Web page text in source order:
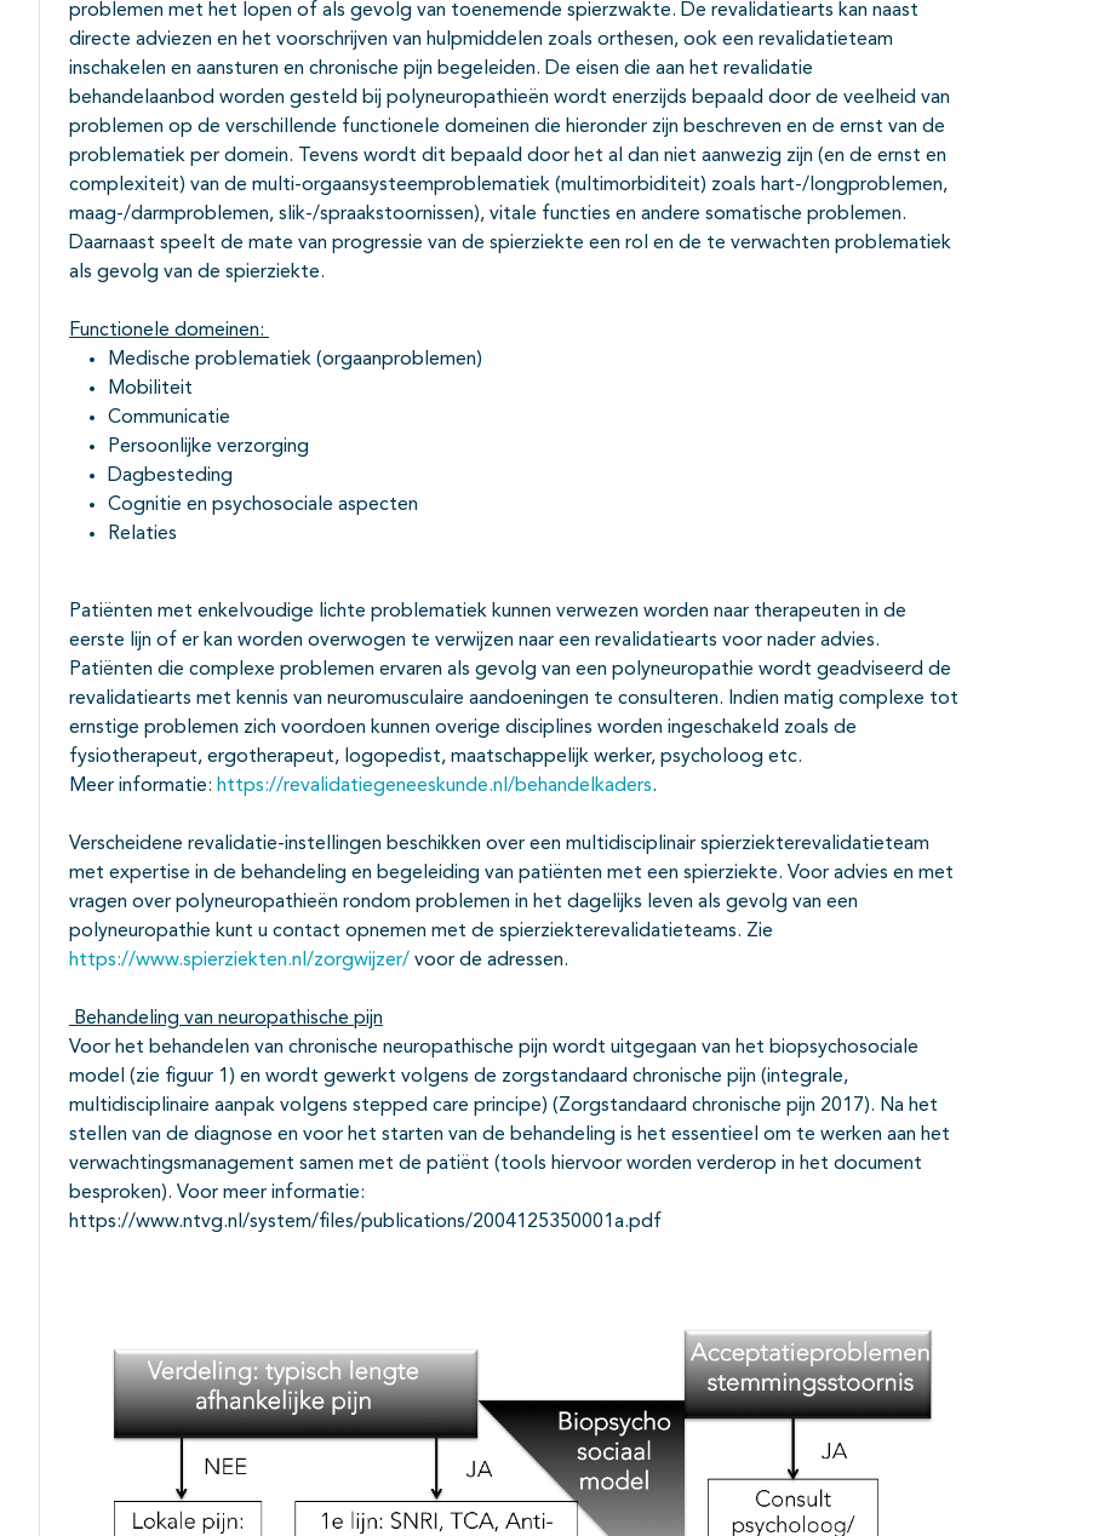
problemen met het lopen of als gevolg van toenemende spierzwakte. De revalidatiearts kan naast
directe adviezen en het voorschrijven van hulpmiddelen zoals orthesen, ook een revalidatieteam
inschakelen en aansturen en chronische pijn begeleiden. De eisen die aan het revalidatie
behandelaanbod worden gesteld bij polyneuropathieën wordt enerzijds bepaald door de veelheid van
problemen op de verschillende functionele domeinen die hieronder zijn beschreven en de ernst van de
problematiek per domein. Tevens wordt dit bepaald door het al dan niet aanwezig zijn (en de ernst en
complexiteit) van de multi-orgaansysteemproblematiek (multimorbiditeit) zoals hart-/long­problemen,
maag-/darmproblemen, slik-/spraakstoornissen), vitale functies en andere somatische problemen.
Daarnaast speelt de mate van progressie van de spierziekte een rol en de te verwachten problematiek
als gevolg van de spierziekte.
Functionele domeinen:
Medische problematiek (orgaanproblemen)
Mobiliteit
Communicatie
Persoonlijke verzorging
Dagbesteding
Cognitie en psychosociale aspecten
Relaties
Patiënten met enkelvoudige lichte problematiek kunnen verwezen worden naar therapeuten in de
eerste lijn of er kan worden overwogen te verwijzen naar een revalidatiearts voor nader advies.
Patiënten die complexe problemen ervaren als gevolg van een polyneuropathie wordt geadviseerd de
revalidatiearts met kennis van neuromusculaire aandoeningen te consulteren. Indien matig complexe tot
ernstige problemen zich voordoen kunnen overige disciplines worden ingeschakeld zoals de
fysiotherapeut, ergotherapeut, logopedist, maatschappelijk werker, psycholoog etc.
Meer informatie: https://revalidatiegeneeskunde.nl/behandelkaders.
Verscheidene revalidatie-instellingen beschikken over een multidisciplinair spierziekterevalidatieteam
met expertise in de behandeling en begeleiding van patiënten met een spierziekte. Voor advies en met
vragen over polyneuropathieën rondom problemen in het dagelijks leven als gevolg van een
polyneuropathie kunt u contact opnemen met de spierziekterevalidatieteams. Zie
https://www.spierziekten.nl/zorgwijzer/ voor de adressen.
Behandeling van neuropathische pijn
Voor het behandelen van chronische neuropathische pijn wordt uitgegaan van het biopsychosociale
model (zie figuur 1) en wordt gewerkt volgens de zorgstandaard chronische pijn (integrale,
multidisciplinaire aanpak volgens stepped care principe) (Zorgstandaard chronische pijn 2017). Na het
stellen van de diagnose en voor het starten van de behandeling is het essentieel om te werken aan het
verwachtingsmanagement samen met de patiënt (tools hiervoor worden verderop in het document
besproken). Voor meer informatie:
https://www.ntvg.nl/system/files/publications/2004125350001a.pdf